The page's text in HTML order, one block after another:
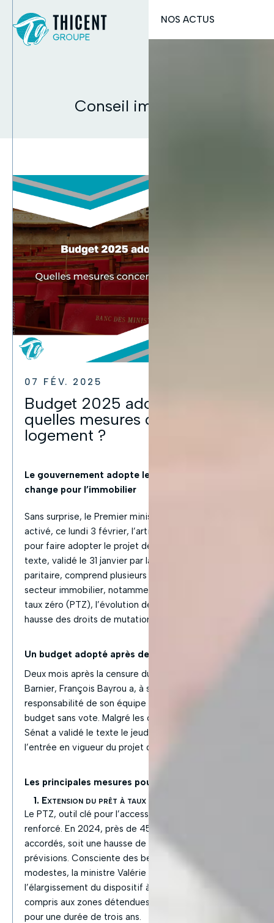
Conseil immobilier
07 FÉV. 2025
Budget 2025 adopté par 49.3 :
quelles mesures concernent le
logement ?
Le gouvernement adopte le budget 2025 : ce qui
change pour l’immobilier
Sans surprise, le Premier ministre François Bayrou a
activé, ce lundi 3 février, l’article 49.3 de la Constitution
pour faire adopter le projet de loi de finances 2025. Ce
texte, validé le 31 janvier par la commission mixte
paritaire, comprend plusieurs mesures impactant le
secteur immobilier, notamment l’extension du prêt à
taux zéro (PTZ), l’évolution de MaPrimeRénov’ et la
hausse des droits de mutation.
Un budget adopté après des semaines d’incertitude
Deux mois après la censure du gouvernement de Michel
Barnier, François Bayrou a, à son tour, engagé la
responsabilité de son équipe pour faire adopter le
budget sans vote. Malgré les oppositions initiales, le
Sénat a validé le texte le jeudi 6 février, assurant ainsi
l’entrée en vigueur du projet de loi de finances 2025.
Les principales mesures pour le logement
1. Extension du prêt à taux zéro (PTZ)
Le PTZ, outil clé pour l’accession à la propriété, a été
renforcé. En 2024, près de 45 000 prêts avaient été
accordés, soit une hausse de 12 % par rapport aux
prévisions. Consciente des besoins des ménages
modestes, la ministre Valérie Létard a obtenu
l’élargissement du dispositif à tout le territoire, y
compris aux zones détendues et aux maisons neuves,
pour une durée de trois ans.